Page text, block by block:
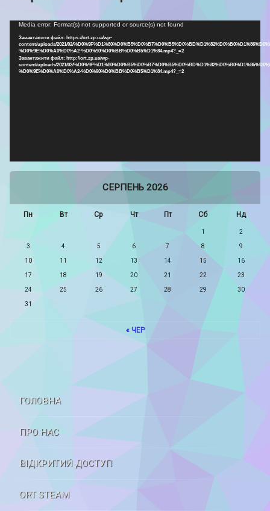
Відеопрогравач
Media error: Format(s) not supported or source(s) not found
Завантажити файл: https://ort.zp.ua/wp-
content/uploads/2021/02/
%D0%9E%D0%A0%D0%A2-%D0%90%D0%BB%D0%B5%D1%84.mp4?_=2
Завантажити файл: http://ort.zp.ua/wp-
content/uploads/2021/02/
%D0%9E%D0%A0%D0%A2-%D0%90%D0%BB%D0%B5%D1%84.mp4?_=2
СЕРПЕНЬ 2026
Пн Вт Ср Чт Пт Сб Нд
1 2
3 4 5 6 7 8 9
10 11 12 13 14 15 16
17 18 19 20 21 22 23
24 25 26 27 28 29 30
31
« ЧЕР
ГОЛОВНА
ПРО НАС
ВІДКРИТИЙ ДОСТУП
ORT STEAM